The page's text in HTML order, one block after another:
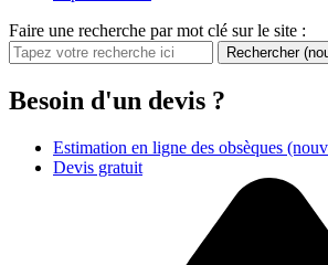
Faire une recherche par mot clé sur le site :
Rechercher
Besoin d'un devis ?
Estimation en ligne des obsèques
Devis gratuit